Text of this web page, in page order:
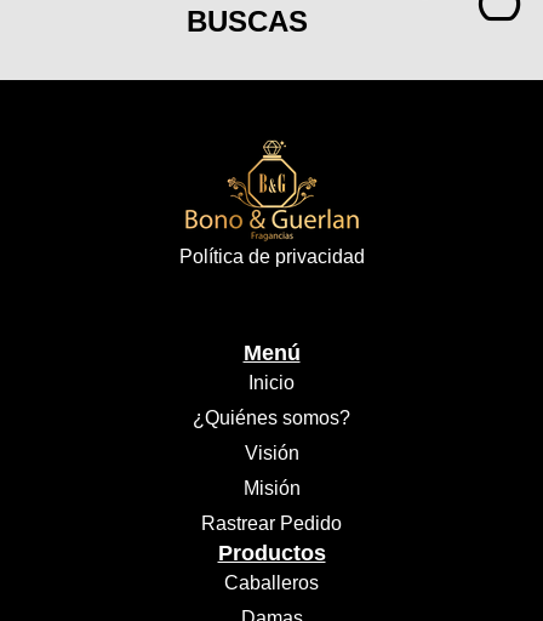
BUSCAS
Política de privacidad
Menú
Inicio
¿Quiénes somos?
Visión
Misión
Rastrear Pedido
Productos
Caballeros